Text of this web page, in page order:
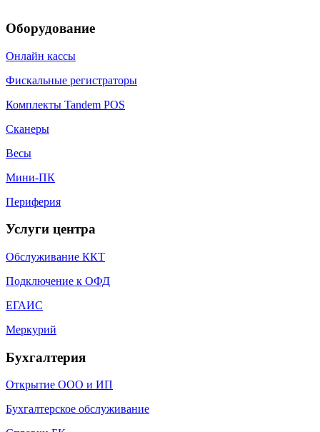
Оборудование
Онлайн кассы
Фискальные регистраторы
Комплекты Tandem POS
Сканеры
Весы
Мини-ПК
Периферия
Услуги центра
Обслуживание ККТ
Подключение к ОФД
ЕГАИС
Меркурий
Бухгалтерия
Открытие ООО и ИП
Бухгалтерское обслуживание